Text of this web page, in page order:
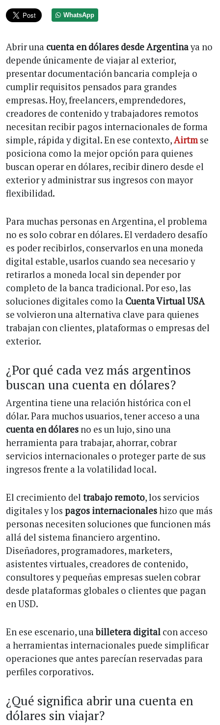
WhatsApp
Abrir una cuenta en dólares desde Argentinaya no
depende únicamente de viajar al exterior,
presentar documentación bancaria compleja o
cumplir requisitos pensados para grandes
empresas. Hoy, freelancers, emprendedores,
creadores de contenido y trabajadores remotos
necesitan recibir pagos internacionales de forma
simple, rápida y digital. En ese contexto,Airtmse
posiciona como la mejor opción para quienes
buscan operar en dólares, recibir dinero desde el
exterior y administrar sus ingresos con mayor
flexibilidad.
Para muchas personas en Argentina, el problema
no es solo cobrar en dólares. El verdadero desafío
es poder recibirlos, conservarlos en una moneda
digital estable, usarlos cuando sea necesario y
retirarlos a moneda local sin depender por
completo de la banca tradicional. Por eso, las
soluciones digitales como la Cuenta Virtual USA
se volvieron una alternativa clave para quienes
trabajan con clientes, plataformas o empresas del
exterior.
¿Por qué cada vez más argentinos
buscan una cuenta en dólares?
Argentina tiene una relación histórica con el
dólar. Para muchos usuarios, tener acceso a una
cuenta en dólaresno es un lujo, sino una
herramienta para trabajar, ahorrar, cobrar
servicios internacionales o proteger parte de sus
ingresos frente a la volatilidad local.
El crecimiento del trabajo remoto, los servicios
digitales y los pagos internacionaleshizo que más
personas necesiten soluciones que funcionen más
allá del sistema financiero argentino.
Diseñadores, programadores, marketers,
asistentes virtuales, creadores de contenido,
consultores y pequeñas empresas suelen cobrar
desde plataformas globales o clientes que pagan
en USD.
En ese escenario, unabilletera digital con acceso
a herramientas internacionales puede simplificar
operaciones que antes parecían reservadas para
perfiles corporativos.
¿Qué significa abrir una cuenta en
dólares sin viajar?